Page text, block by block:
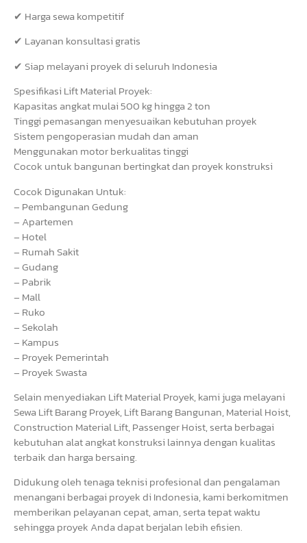
✔ Harga sewa kompetitif
✔ Layanan konsultasi gratis
✔ Siap melayani proyek di seluruh Indonesia
Spesifikasi Lift Material Proyek:
Kapasitas angkat mulai 500 kg hingga 2 ton
Tinggi pemasangan menyesuaikan kebutuhan proyek
Sistem pengoperasian mudah dan aman
Menggunakan motor berkualitas tinggi
Cocok untuk bangunan bertingkat dan proyek konstruksi
Cocok Digunakan Untuk:
– Pembangunan Gedung
– Apartemen
– Hotel
– Rumah Sakit
– Gudang
– Pabrik
– Mall
– Ruko
– Sekolah
– Kampus
– Proyek Pemerintah
– Proyek Swasta
Selain menyediakan Lift Material Proyek, kami juga melayani
Sewa Lift Barang Proyek, Lift Barang Bangunan, Material Hoist,
Construction Material Lift, Passenger Hoist, serta berbagai
kebutuhan alat angkat konstruksi lainnya dengan kualitas
terbaik dan harga bersaing.
Didukung oleh tenaga teknisi profesional dan pengalaman
menangani berbagai proyek di Indonesia, kami berkomitmen
memberikan pelayanan cepat, aman, serta tepat waktu
sehingga proyek Anda dapat berjalan lebih efisien.